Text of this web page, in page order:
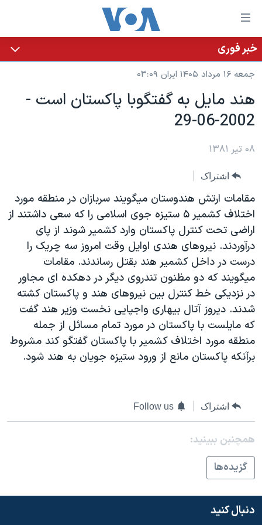
لینکهای
قابل
دسترسی
جهش
محتوای
اصلی
به
اصلی
جهش
به
جستجو
خانه
نسخه سبک وب‌سایت
موضوع ها
ایران
آمریکا
گزیده‌ها
ویژه برنامه‌ها
ویدیوها
فرهنگ و زندگی
حقوق شهروندی
اقتصادی
علم و فناوری
اسرائیل در جنگ
آرشیو پخش زنده
برنامه های تلویزیونی
جدول برنامه ها
صفحه‌های ویژه
عملیات خشم حماسی
۲۵۰سالگی آمریکا
بایگانی برنامه‌های تلویزیونی
مستندها
انتخابات ریاست جمهوری آمریکا ۲۰۲۴
حمله جمهوری اسلامی به اسرائیل
رمز مهسا
ورزش زنان در ایران
مجموعه مستندهای دادخواهی
تریبونال مردمی آبان ۹۸
دادگاه حمید نوری
چهل سال گروگان‌گیری
اعتراضات مردمی آبان ۹۸
پخش رادیویی
یادگیری زبان انگلیسی
دنبال کنید
زبانهای مختلف
خبر فوری
جمعه ۱۶ مرداد ۱۴۰۵ ایران ۰۳:۰۹
هند مايل به گفتگوبا پاکستان است -
2002-06-29
۰۸ تیر ۱۳۸۱
اشتراک
مقامات ارتش هندوستان ميگويند سربازان در منطقه مورد
اختلاف کشمير ۵ ستيزه جوی اسلامی را که سعی داشتند از
اراضی تحت کنترل پاکستان وارد کشمير شوند از پای
درآوردند. نيروهای هندی اوايل وقت امروز سه چريک را
درست در داخل کشمير هند بقتل رساندند. مقامات
ميگويند که دو مظنون تندروی ديگر در دهکده ای مجاور
در نزديکی خط کنترل بين نيروهای هند و پاکستان کشته
شدند. ديروز آتال بيهاری واجپايی نخست وزير هند گفت
که مايلست با پاکستان در مورد تمام مسائل از جمله
منطقه مورد اختلاف کشمير با پاکستان گفتگو کند مشروط
برآنکه پاکستان مانع از ورود ستيزه جويان به هند شود.
اشتراک Follow us
همچنبن ببینید:
گزيده‌ها
دنبال کنید